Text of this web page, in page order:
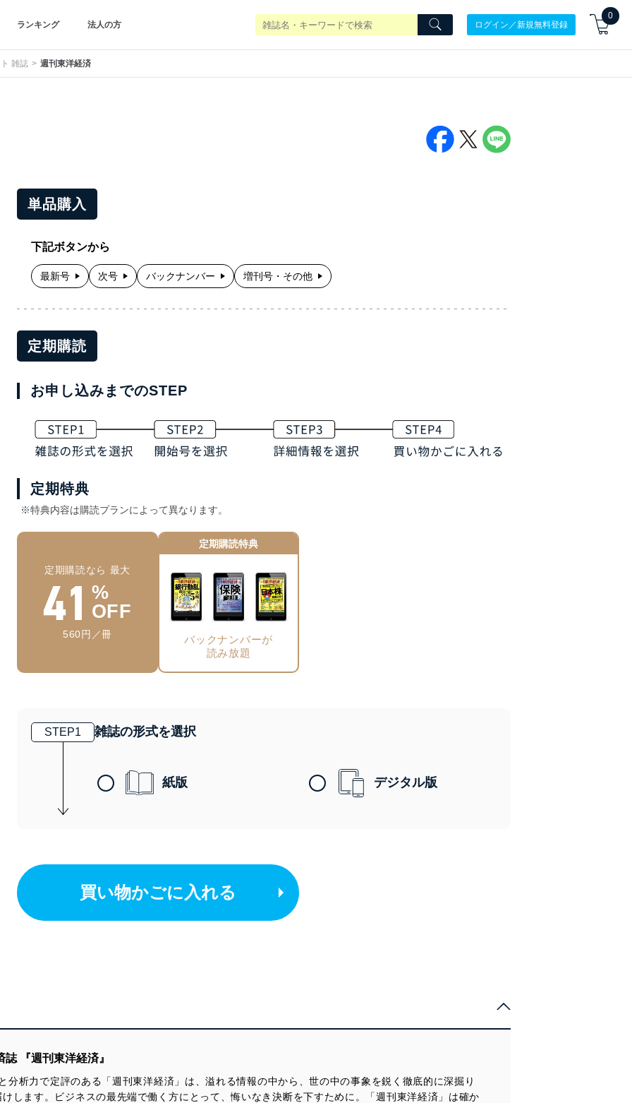
ランキング 法人の方 ログイン／新規無料登録
0
雑誌 週刊東洋経済
単品購入
下記ボタンから
最新号 次号 バックナンバー 増刊号・その他
定期購読
お申し込みまでのSTEP
定期特典
※特典内容は購読プランによって異なります。
定期購読なら 最大
41 %
OFF
560円／冊
定期購読特典
バックナンバーが
読み放題
STEP1 雑誌の形式を選択
紙版 デジタル版
買い物かごに入れる
『週刊東洋経済』
分析力で定評のある「週刊東洋経済」は、溢れる情報の中から、世の中の事象を鋭く徹底的に深掘り
します。ビジネスの最先端で働く方にとって、悔いなき決断を下すために。「週刊東洋経済」は確か